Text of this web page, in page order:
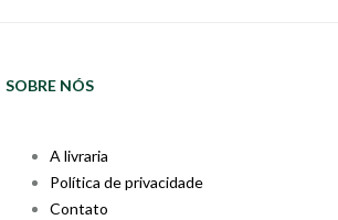
SOBRE NÓS
A livraria
Política de privacidade
Contato